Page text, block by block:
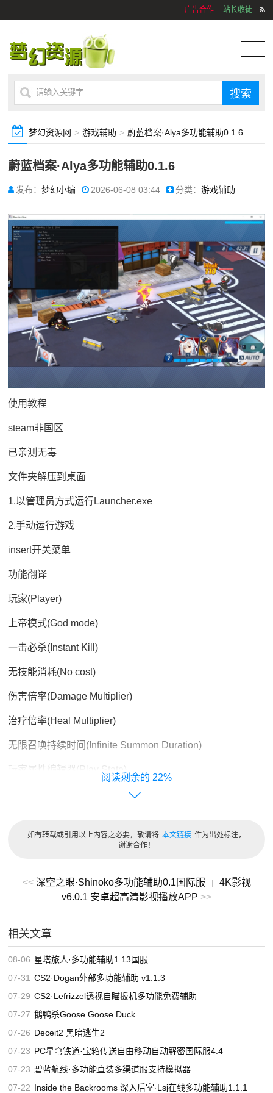
广告合作 站长收徒
梦幻资源网 > 游戏辅助 > 蔚蓝档案·Alya多功能辅助0.1.6
蔚蓝档案·Alya多功能辅助0.1.6
发布：梦幻小编 2026-06-08 03:44 分类：游戏辅助
使用教程
steam非国区
已亲测无毒
文件夹解压到桌面
1.以管理员方式运行Launcher.exe
2.手动运行游戏
insert开关菜单
功能翻译
玩家(Player)
上帝模式(God mode)
一击必杀(Instant Kill)
无技能消耗(No cost)
伤害倍率(Damage Multiplier)
治疗倍率(Heal Multiplier)
无限召唤持续时间(Infinite Summon Duration)
玩家属性编辑器(Play State)
游戏速度(Global Speed)
视觉(Visuals)
视场修改(Camera FOV)
显示帧率(Show FPS)
加载配置(Load Config)
重置配置(Reset)
22%
如有转载或引用以上内容之必要，敬请将 本文链接 作为出处标注，
谢谢合作！
<< 深空之眼·Shinoko多功能辅助0.1国际服 |
4K影视
v6.0.1 安卓超高清影视播放APP >>
相关文章
08-06 星塔旅人·多功能辅助1.13国服
07-31 CS2·Dogan外部多功能辅助 v1.1.3
07-29 CS2·Lefrizzel透视自瞄扳机多功能免费辅助
07-27 鹅鸭杀Goose Goose Duck
07-26 Deceit2 黑暗逃生2
07-23 PC星穹铁道·宝箱传送自由移动自动解密国际服4.4
07-23 碧蓝航线·多功能直装多渠道服支持模拟器
07-22 Inside the Backrooms 深入后室·Lsj在线多功能辅助1.1.1